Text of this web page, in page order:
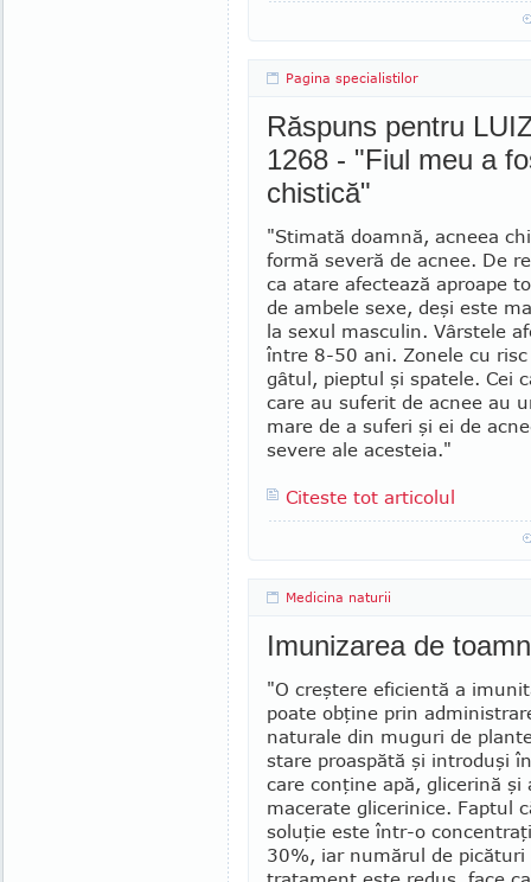
Pagina specialistilor
Răspuns pentru
1268 - "Fiul meu a
chistică"
"Stimată doamnă, acneea
formă severă de acnee. De
ca atare afectează aproa­pe
de ambele sexe, deşi este
la sexul mas­culin. Vârstele
între 8-50 ani. Zonele cu
gâtul, pieptul şi spatele. Cei
care au suferit de acnee au
mare de a suferi şi ei de
severe ale acesteia."
Citeste tot articolul
Medicina naturii
Imunizarea de
"O creştere eficientă a
poate obţine prin
naturale din muguri de
stare proaspătă şi introduşi
care conţine apă, glicerină şi
macerate gliceri­nice. Faptul
so­luţie este într-o
30%, iar numărul de pi­cături